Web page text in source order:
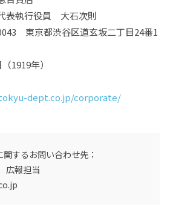
表執行役員 大石次則
東京都渋谷区道玄坂二丁目24番1
1919年）
dept.co.jp/corporate/
するお問い合わせ先：
広報担当